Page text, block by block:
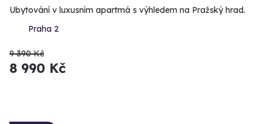
Ubytování v luxusním apartmá s výhledem na Pražský hrad.
Praha 2
9 390 Kč
8 990 Kč